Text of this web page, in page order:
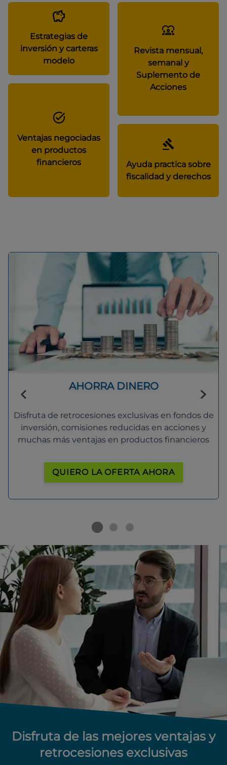
Estrategias de
inversión y carteras
modelo
Revista mensual,
semanal y
Suplemento de
Acciones
Ventajas negociadas
en productos
financieros
Ayuda practica sobre
fiscalidad y derechos
AHORRA DINERO
Disfruta de retrocesiones exclusivas en fondos de
inversión, comisiones reducidas en acciones y
muchas más ventajas en productos financieros
QUIERO LA OFERTA AHORA
Disfruta de las mejores ventajas y
retrocesiones exclusivas